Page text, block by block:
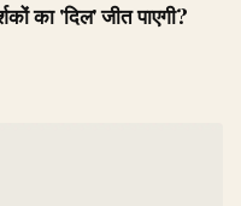
का 'दिल' जीत पाएगी?